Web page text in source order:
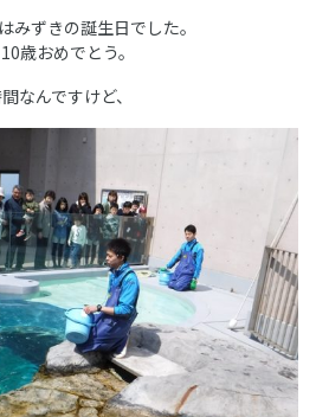
みずきの誕生日でした。
歳おめでとう。
なんですけど、